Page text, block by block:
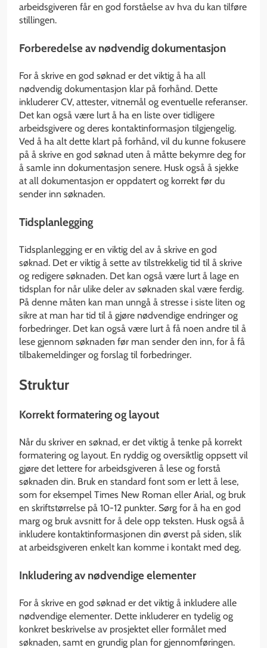
arbeidsgiveren får en god forståelse av hva du kan tilføre
stillingen.
Forberedelse av nødvendig dokumentasjon
For å skrive en god søknad er det viktig å ha all
nødvendig dokumentasjon klar på forhånd. Dette
inkluderer CV, attester, vitnemål og eventuelle referanser.
Det kan også være lurt å ha en liste over tidligere
arbeidsgivere og deres kontaktinformasjon tilgjengelig.
Ved å ha alt dette klart på forhånd, vil du kunne fokusere
på å skrive en god søknad uten å måtte bekymre deg for
å samle inn dokumentasjon senere. Husk også å sjekke
at all dokumentasjon er oppdatert og korrekt før du
sender inn søknaden.
Tidsplanlegging
Tidsplanlegging er en viktig del av å skrive en god
søknad. Det er viktig å sette av tilstrekkelig tid til å skrive
og redigere søknaden. Det kan også være lurt å lage en
tidsplan for når ulike deler av søknaden skal være ferdig.
På denne måten kan man unngå å stresse i siste liten og
sikre at man har tid til å gjøre nødvendige endringer og
forbedringer. Det kan også være lurt å få noen andre til å
lese gjennom søknaden før man sender den inn, for å få
tilbakemeldinger og forslag til forbedringer.
Struktur
Korrekt formatering og layout
Når du skriver en søknad, er det viktig å tenke på korrekt
formatering og layout. En ryddig og oversiktlig oppsett vil
gjøre det lettere for arbeidsgiveren å lese og forstå
søknaden din. Bruk en standard font som er lett å lese,
som for eksempel Times New Roman eller Arial, og bruk
en skriftstørrelse på 10-12 punkter. Sørg for å ha en god
marg og bruk avsnitt for å dele opp teksten. Husk også å
inkludere kontaktinformasjonen din øverst på siden, slik
at arbeidsgiveren enkelt kan komme i kontakt med deg.
Inkludering av nødvendige elementer
For å skrive en god søknad er det viktig å inkludere alle
nødvendige elementer. Dette inkluderer en tydelig og
konkret beskrivelse av prosjektet eller formålet med
søknaden, samt en grundig plan for gjennomføringen.